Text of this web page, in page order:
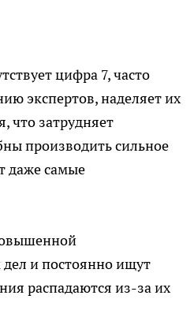
цифра 7, часто
экспертов, наделяет их
что затрудняет
производить сильное
даже самые
и постоянно ищут
распадаются из-за их